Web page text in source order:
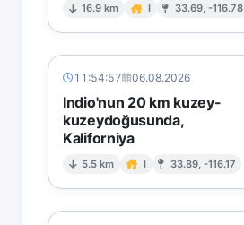
16.9 km I 33.69, -116.78
11:54:57 06.08.2026
Indio'nun 20 km kuzey-
kuzeydoğusunda,
Kaliforniya
5.5 km I 33.89, -116.17